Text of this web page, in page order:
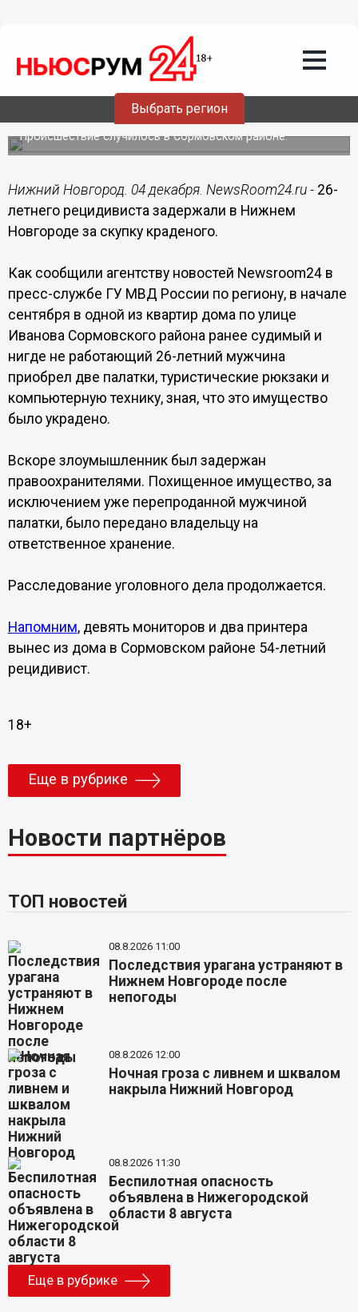
Выбрать регион
26-летнего рецидивиста задержали в
Нижнем Новгороде за скупку
Происшествие случилось в Сормовском районе.
Нижний Новгород. 04 декабря. NewsRoom24.ru - 26-
летнего рецидивиста задержали в Нижнем
Новгороде за скупку краденого.
Как сообщили агентству новостей Newsroom24 в
пресс-службе ГУ МВД России по региону, в начале
сентября в одной из квартир дома по улице
Иванова Сормовского района ранее судимый и
нигде не работающий 26-летний мужчина
приобрел две палатки, туристические рюкзаки и
компьютерную технику, зная, что это имущество
было украдено.
Вскоре злоумышленник был задержан
правоохранителями. Похищенное имущество, за
исключением уже перепроданной мужчиной
палатки, было передано владельцу на
ответственное хранение.
Расследование уголовного дела продолжается.
Напомним, девять мониторов и два принтера
вынес из дома в Сормовском районе 54-летний
рецидивист.
18+
Еще в рубрике
Новости партнёров
ТОП новостей
08.8.2026 11:00
Последствия урагана устраняют в
Нижнем Новгороде после
непогоды
08.8.2026 12:00
Ночная гроза с ливнем и шквалом
накрыла Нижний Новгород
08.8.2026 11:30
Беспилотная опасность
объявлена в Нижегородской
области 8 августа
Еще в рубрике